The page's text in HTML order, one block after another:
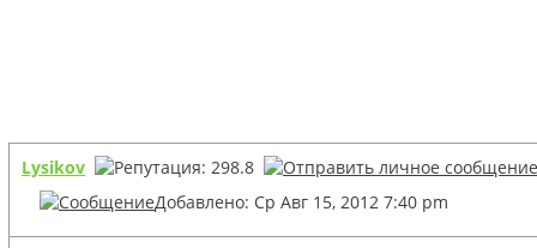
Lysikov
Добавлено: Ср Авг 15, 2012 7:40 pm